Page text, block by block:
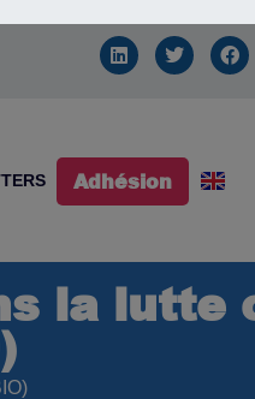
Adhésion
la lutte